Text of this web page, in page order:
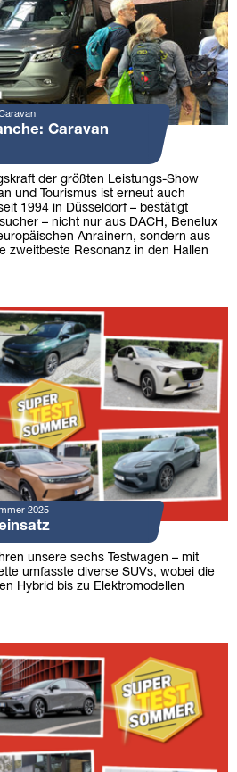
Caravan
der größten Leistungs-Show
und Tourismus ist erneut auch
1994 in Düsseldorf – bestätigt
– nicht nur aus DACH, Benelux
Anrainern, sondern aus
zweitbeste Resonanz in den Hallen
2025
unsere sechs Testwagen – mit
umfasste diverse SUVs, wobei die
Hybrid bis zu Elektromodellen